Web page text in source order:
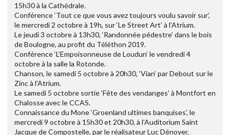
15h30 à la Cathédrale.
Conférence ‘Tout ce que vous avez toujours voulu savoir sur’,
le mercredi 2 octobre à 19h, sur ‘Le Street Art’ à l’Atrium.
Le jeudi 3 octobre à 13h30, ‘Randonnée pédestre’ dans le bois
de Boulogne, au profit du Téléthon 2019.
Conférence ‘L’Empoisonneuse de Loudun’ le vendredi 4
octobre à la salle la Rotonde.
Chanson, le samedi 5 octobre à 20h30, ‘Vian’ par Debout sur le
Zinc à l’Atrium.
Le samedi 5 octobre sortie ‘Fête des vendanges’ à Montfort en
Chalosse avec le CCAS.
Connaissance du Mone ‘Groenland ultimes banquises’, le
mercredi 9 octobre à 15h30 et 20h30, à l’Auditorium Saint
Jacque de Compostelle, par le réalisateur Luc Dénoyer.